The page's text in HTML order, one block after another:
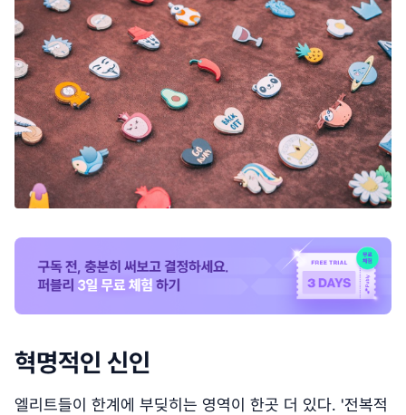
혁명적인 신인
엘리트들이 한계에 부딪히는 영역이 한곳 더 있다. '전복적